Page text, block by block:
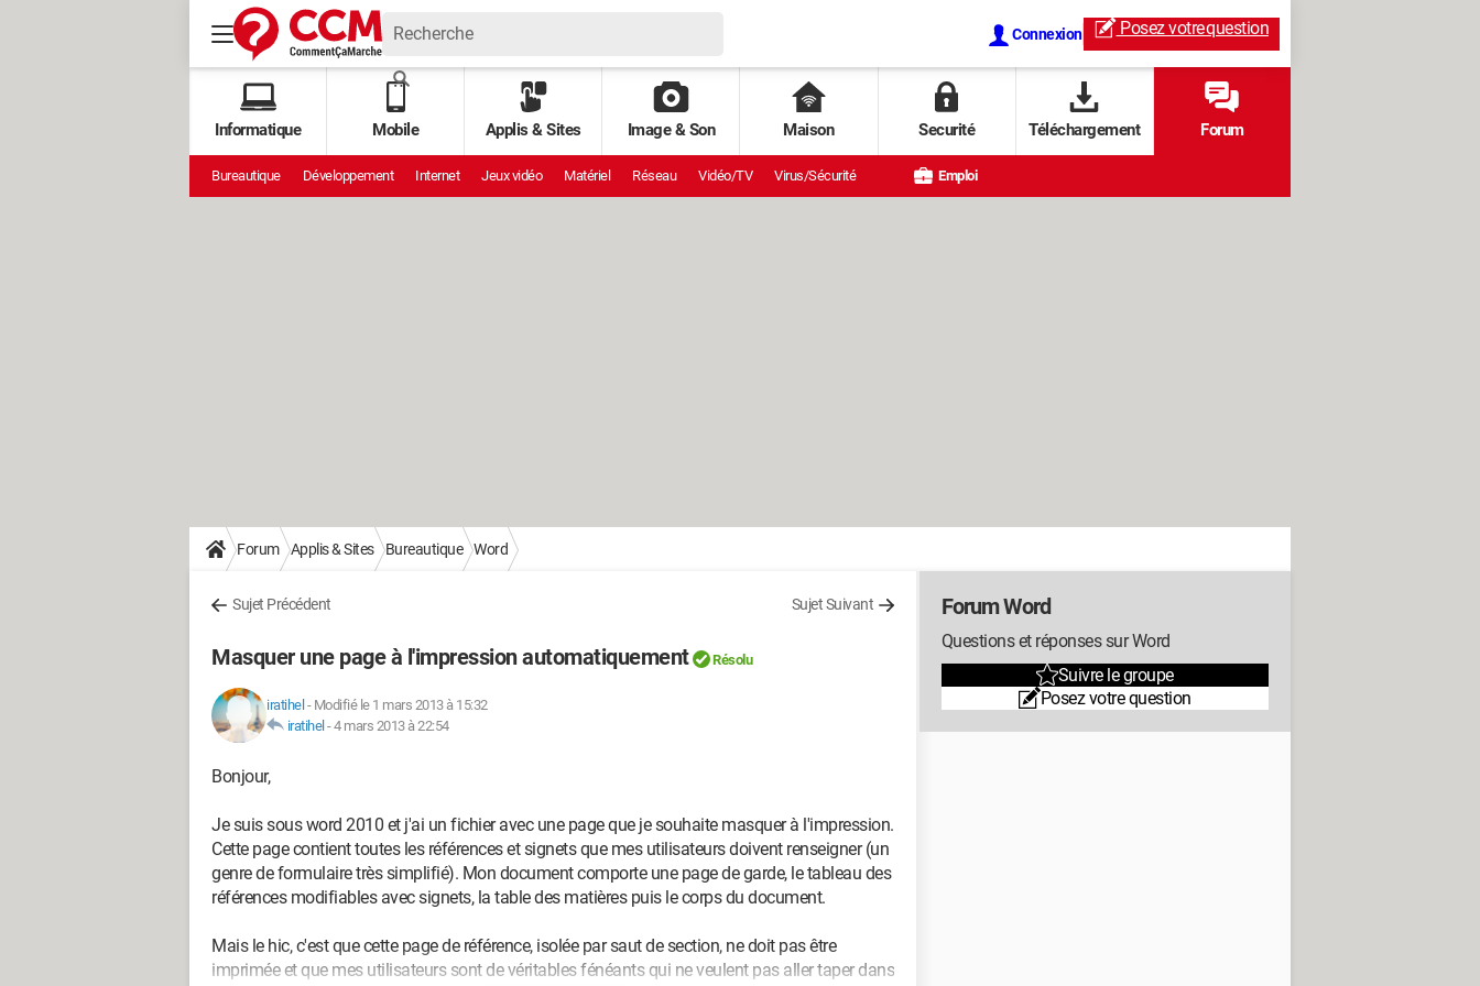
Connexion Posez votrequestion
Informatique Mobile Applis & Sites Image & Son Maison Securité Téléchargement Forum
Bureautique Développement Internet Jeux vidéo Matériel Réseau Vidéo/TV Virus/Sécurité Emploi
Forum Applis & Sites Bureautique Word
Sujet Précédent Sujet Suivant
Masquer une page à l'impression automatiquement Résolu
iratihel - Modifié le 1 mars 2013 à 15:32
iratihel -4 mars 2013 à 22:54
Bonjour,
Je suis sous word 2010 et j'ai un fichier avec une page que je souhaite masquer à l'impression.
Cette page contient toutes les références et signets que mes utilisateurs doivent renseigner (un
genre de formulaire très simplifié). Mon document comporte une page de garde, le tableau des
références modifiables avec signets, la table des matières puis le corps du document.
Mais le hic, c'est que cette page de référence, isolée par saut de section, ne doit pas être
imprimée et que mes utilisateurs sont de véritables fénéants qui ne veulent pas aller taper dans
Forum Word
Questions et réponses sur Word
Suivre le groupe
Posez votre question